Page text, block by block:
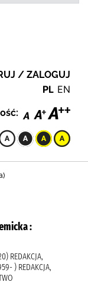
/ ZALOGUJ
PL EN
:
REDAKCJA,
) REDAKCJA,